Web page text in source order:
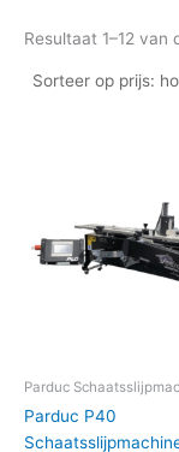
Resultaat 1–12
Parduc
Parduc P40